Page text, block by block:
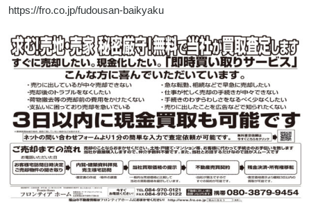
https://fro.co.jp/fudousan-baikyaku